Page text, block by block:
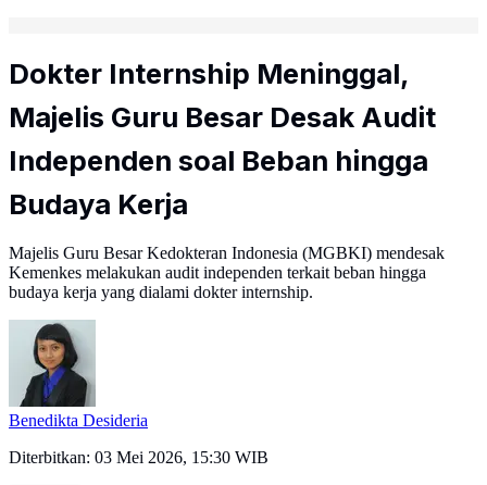
Dokter Internship Meninggal,
Majelis Guru Besar Desak Audit
Independen soal Beban hingga
Budaya Kerja
Majelis Guru Besar Kedokteran Indonesia (MGBKI) mendesak
Kemenkes melakukan audit independen terkait beban hingga
budaya kerja yang dialami dokter internship.
Benedikta Desideria
Diterbitkan: 03 Mei 2026, 15:30 WIB